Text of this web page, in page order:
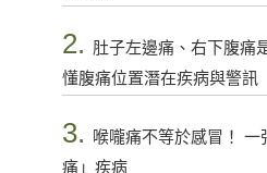
2. 肚子左邊痛、右下腹痛
懂腹痛位置潛在疾病與警訊
3. 喉嚨痛不等於感冒！
痛」疾病